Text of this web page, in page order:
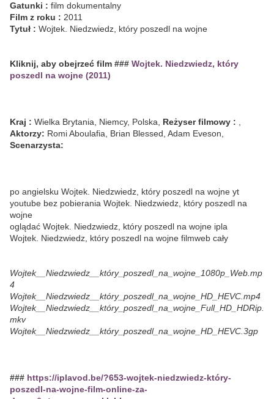
Gatunki : film dokumentalny
Film z roku : 2011
Tytuł : Wojtek. Niedzwiedz, który poszedl na wojne
Kliknij, aby obejrzeć film ### Wojtek. Niedzwiedz, który
poszedl na wojne (2011)
Kraj : Wielka Brytania, Niemcy, Polska, Reżyser filmowy :
Aktorzy: Romi Aboulafia, Brian Blessed, Adam Eveson,
Scenarzysta:
po angielsku Wojtek. Niedzwiedz, który poszedl na wojne yt
youtube bez pobierania Wojtek. Niedzwiedz, który poszedl na
wojne
oglądać Wojtek. Niedzwiedz, który poszedl na wojne ipla
Wojtek. Niedzwiedz, który poszedl na wojne filmweb cały
Wojtek__Niedzwiedz__który_poszedl_na_wojne_1080p_Web.mp
4
Wojtek__Niedzwiedz__który_poszedl_na_wojne_HD_HEVC.mp4
Wojtek__Niedzwiedz__który_poszedl_na_wojne_Full_HD_HDRip.
mkv
Wojtek__Niedzwiedz__który_poszedl_na_wojne_HD_HEVC.3gp
### https://iplavod.be/?653-wojtek-niedzwiedz-który-
poszedl-na-wojne-film-online-za-